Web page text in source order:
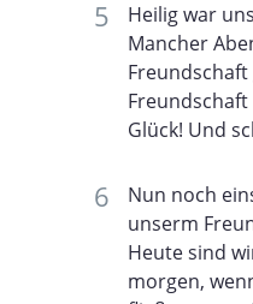
Heilig war
Mancher
Freundschaft
Glück! Und
Nun noch
unserm
Heute sind
morgen,